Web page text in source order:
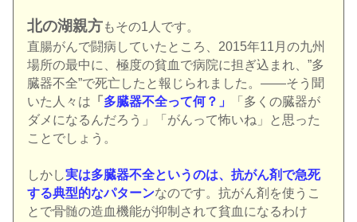
北の湖親方もその1人です。
直腸がんで闘病していたところ、2015年11月の九州
場所の最中に、極度の貧血で病院に担ぎ込まれ、”多
臓器不全”で死亡したと報じられました。――そう聞
いた人々は 「 多臓器不全って何？」
「多くの臓器が
ダメになるんだろう」「がんって怖いね」と思った
ことでしょう。
しかし実は多臓器不全というのは、抗がん剤で急死
する典型的なパターンなのです。抗がん剤を使うこ
とで骨髄の造血機能が抑制されて貧血になるわけ